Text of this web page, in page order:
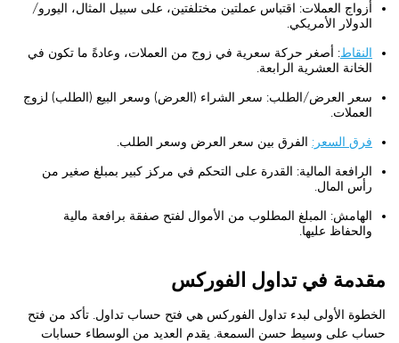
أزواج العملات: اقتباس عملتين مختلفتين، على سبيل المثال، اليورو/
الدولار الأمريكي.
النقاط: أصغر حركة سعرية في زوج من العملات، وعادةً ما تكون في
الخانة العشرية الرابعة.
سعر العرض/الطلب: سعر الشراء (العرض) وسعر البيع (الطلب) لزوج
العملات.
فرق السعر: الفرق بين سعر العرض وسعر الطلب.
الرافعة المالية: القدرة على التحكم في مركز كبير بمبلغ صغير من
رأس المال.
الهامش: المبلغ المطلوب من الأموال لفتح صفقة برافعة مالية
والحفاظ عليها.
مقدمة في تداول الفوركس
الخطوة الأولى لبدء تداول الفوركس هي فتح حساب تداول. تأكد من فتح
حساب على وسيط حسن السمعة. يقدم العديد من الوسطاء حسابات